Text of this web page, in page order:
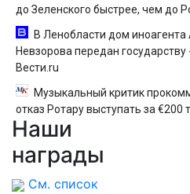
до Зеленского быстрее, чем до
В Ленобласти дом иноагента
Невзорова передан государству
Вести.ru
Музыкальный критик
отказ Ротару выступать за €200
Наши
награды
См. список